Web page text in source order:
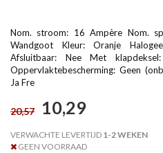
Nom. stroom: 16 Ampère Nom.
Wandgoot Kleur: Oranje
Afsluitbaar: Nee Met
Oppervlaktebescherming: Geen
Ja Fre
20,57 10,29
VERWACHTE LEVERTIJD 1-2 WEKEN
GEEN VOORRAAD